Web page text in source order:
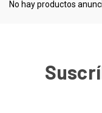
No hay productos